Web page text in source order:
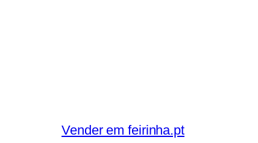
Vender em feirinha.pt